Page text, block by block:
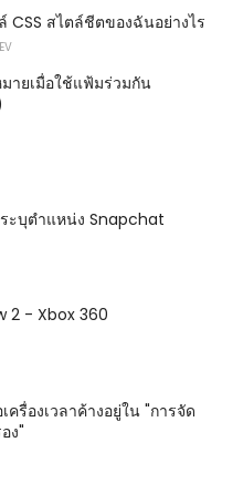
CSS สไตล์ชีตของฉันอย่างไร
ายเมื่อใช้แฟ้มร่วมกัน
ะบุตำแหน่ง Snapchat
2 - Xbox 360
ครื่องเวลาค้างอยู่ใน "การจัด
ง"